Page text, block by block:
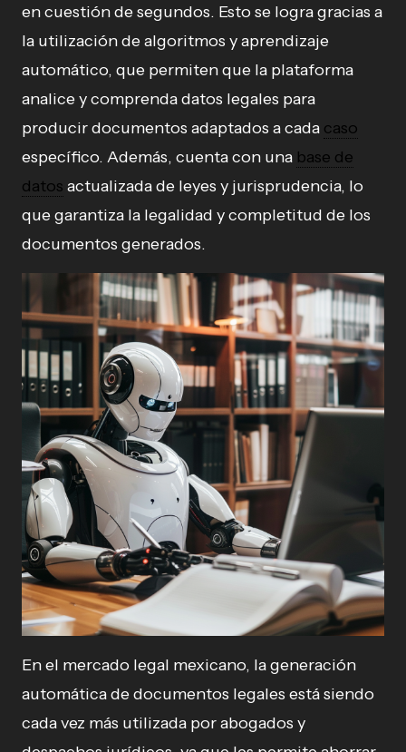
en cuestión de segundos. Esto se logra gracias a
la utilización de algoritmos y aprendizaje
automático, que permiten que la plataforma
analice y comprenda datos legales para
producir documentos adaptados a cada caso
específico. Además, cuenta con una base de
datos actualizada de leyes y jurisprudencia, lo
que garantiza la legalidad y completitud de los
documentos generados.
En el mercado legal mexicano, la generación
automática de documentos legales está siendo
cada vez más utilizada por abogados y